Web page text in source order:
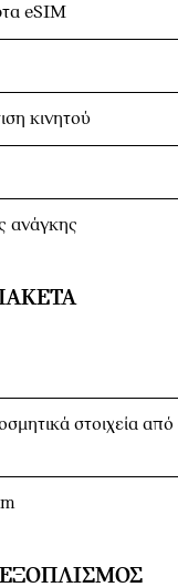
eSIM
κινητού
ανάγκης
στοιχεία από